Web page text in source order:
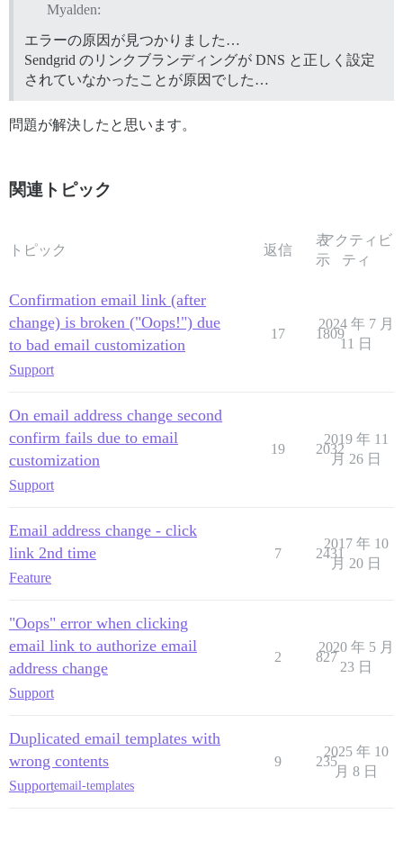
Myalden:
エラーの原因が見つかりました…
Sendgrid のリンクブランディングが DNS と正しく設定
されていなかったことが原因でした…
問題が解決したと思います。
関連トピック
トピック 返信
表
示
アクティビ
ティ
Confirmation email link (after
change) is broken ("Oops!") due
to bad email customization
Support
17 1809
2024 年 7 月
11 日
On email address change second
confirm fails due to email
customization
Support
19 2032
2019 年 11
月 26 日
Email address change - click
link 2nd time
Feature
7 2431
2017 年 10
月 20 日
"Oops" error when clicking
email link to authorize email
address change
Support
2 827
2020 年 5 月
23 日
Duplicated email templates with
wrong contents
Supportemail-templates
9 235
2025 年 10
月 8 日